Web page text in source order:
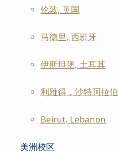
伦敦, 英国
马德里, 西班牙
伊斯坦堡, 土耳其
利雅得，沙特阿拉伯
Beirut, Lebanon
美洲校区